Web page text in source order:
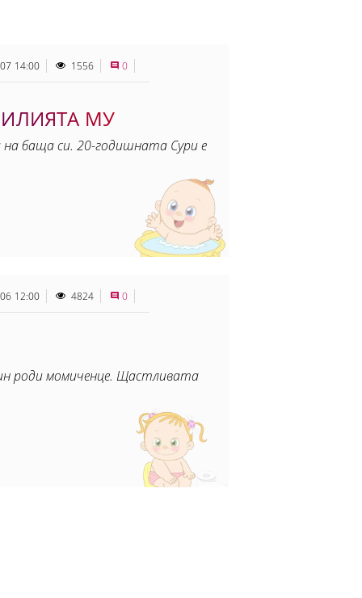
14:00 1556 0
МУ
на баща си. 20-годишната Сури е
12:00 4824 0
роди момиченце. Щастливата